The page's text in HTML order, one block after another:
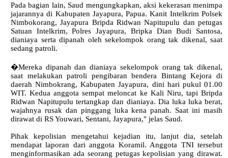
Pada bagian lain, Saud mengungkapkan, aksi kekerasan menimpa
jajarannya di Kabupaten Jayapura, Papua. Kanit Intelkrim Polsek
Nimbokorang, Jayapura Bripda Ridwan Napitupulu dan petugas
Satuan Intelkrim, Polres Jayapura, Bripka Dian Budi Santosa,
dianiaya serta dipanah oleh sekelompok orang tak dikenal, saat
sedang patroli.
�Mereka dipanah dan dianiaya sekelompok orang tak dikenal,
saat melakukan patroli pengibaran bendera Bintang Kejora di
daerah Nimbokrang, Kabupaten Jayapura, dini hari pukul 01.00
WIT. Kedua anggota sempat meloncat ke Kali Niru, tapi Bripda
Ridwan Napitupulu tertangkap dan dianiaya. Dia luka luka berat,
wajahnya rusak dan pinggang luka kena panah. Saat ini masih
dirawat di RS Youwari, Sentani, Jayapura," jelas Saud.
Pihak kepolisian mengetahui kejadian itu, lanjut dia, setelah
mendapat laporan dari anggota Koramil. Anggota TNI tersebut
menginformasikan ada seorang petugas kepolisian yang dirawat.